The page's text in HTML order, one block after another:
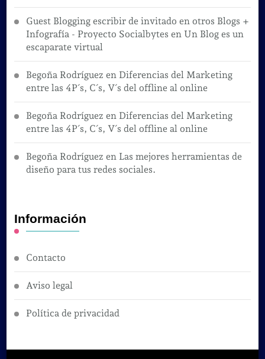
Guest Blogging escribir de invitado en otros Blogs +
Infografía - Proyecto Socialbytes en Un Blog es un
escaparate virtual
Begoña Rodríguez en Diferencias del Marketing
entre las 4P´s, C´s, V´s del offline al online
Begoña Rodríguez en Diferencias del Marketing
entre las 4P´s, C´s, V´s del offline al online
Begoña Rodríguez en Las mejores herramientas de
diseño para tus redes sociales.
Información
Contacto
Aviso legal
Política de privacidad